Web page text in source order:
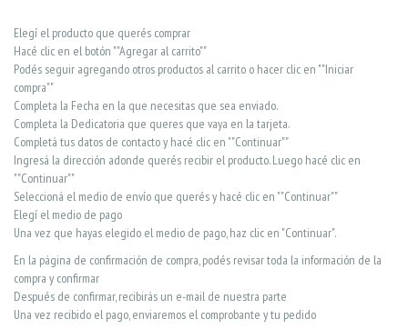
Elegí el producto que querés comprar
Hacé clic en el botón ""Agregar al carrito""
Podés seguir agregando otros productos al carrito o hacer clic en ""Iniciar
compra""
Completa la Fecha en la que necesitas que sea enviado.
Completa la Dedicatoria que queres que vaya en la tarjeta.
Completá tus datos de contacto y hacé clic en ""Continuar""
Ingresá la dirección adonde querés recibir el producto. Luego hacé clic en
""Continuar""
Seleccioná el medio de envío que querés y hacé clic en ""Continuar""
Elegí el medio de pago
Una vez que hayas elegido el medio de pago, haz clic en "Continuar".
En la página de confirmación de compra, podés revisar toda la información de la
compra y confirmar
Después de confirmar, recibirás un e-mail de nuestra parte
Una vez recibido el pago, enviaremos el comprobante y tu pedido